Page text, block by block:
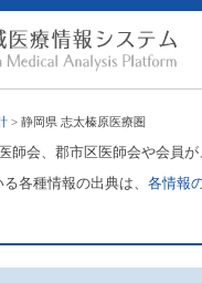
> 静岡県 志太榛原医療圏
師会、郡市区医師会や会員
各種情報の出典は、各情報